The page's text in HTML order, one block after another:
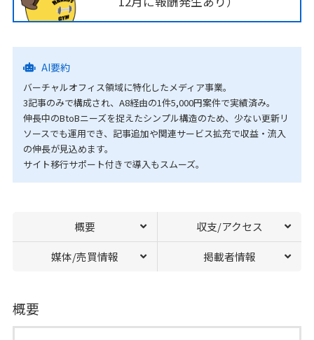
AI要約
バーチャルオフィス領域に特化したメディア事業。
3記事のみで構成され、A8経由の1件5,000円案件で実績済み。
伸長中のBtoBニーズを捉えたシンプル構造のため、少ない更新リ
ソースでも運用でき、記事追加や関連サービス拡充で収益・流入
の伸長が見込めます。
サイト移行サポート付きで導入もスムーズ。
概要 収支/アクセス
媒体/売買情報 掲載者情報
概要